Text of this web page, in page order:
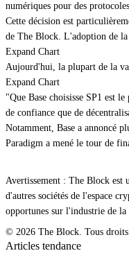
numériques pour des
Cette décision est
de The Block. L'adoption de
Expand Chart
Aujourd'hui, la plupart de la
Expand Chart
"Que Base choisisse SP1 est
de confiance que de
Notamment, Base a annoncé
Paradigm a mené le tour de
Avertissement : The Block est
d'autres sociétés de l'espace
opportunes sur l'industrie de
© 2026 The Block. Tous
Articles tendance